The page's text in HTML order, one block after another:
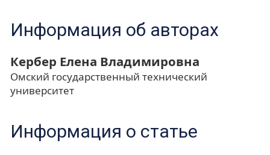
Информация об авторах
Кербер Елена Владимировна
Омский государственный технический
университет
Информация о статье